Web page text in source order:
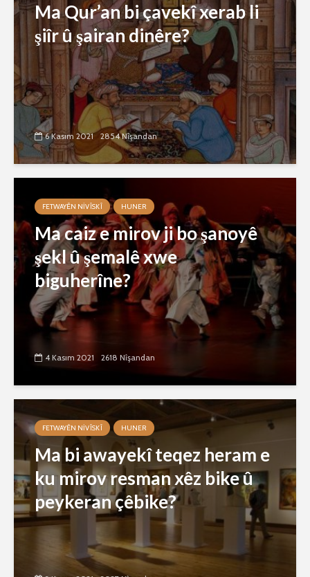
Ma Qur’an bi çavekî xerab li
şiîr û şairan dinêre?
6 Kasım 2021 2854 Nîşandan
FETWAYÊN NIVÎSKÎ HUNER
Ma caiz e mirov ji bo şanoyê
şekl û şemalê xwe
biguherîne?
4 Kasım 2021 2618 Nîşandan
FETWAYÊN NIVÎSKÎ HUNER
Ma bi awayekî teqez heram e
ku mirov resman xêz bike û
peykeran çêbike?